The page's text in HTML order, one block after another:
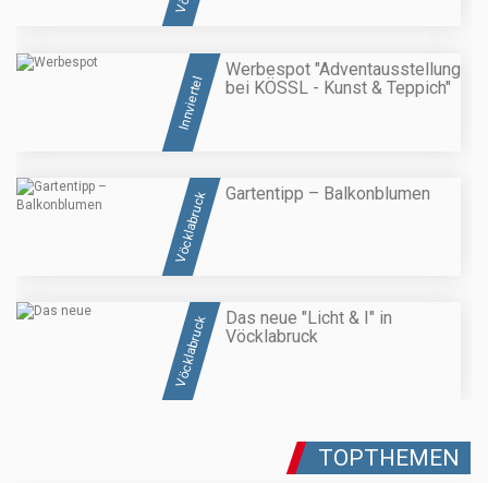
Innviertel
Werbespot "Adventausstellung
bei KÖSSL - Kunst & Teppich"
Vöcklabruck Gartentipp – Balkonblumen
Vöcklabruck
Das neue "Licht & I" in
Vöcklabruck
TOPTHEMEN